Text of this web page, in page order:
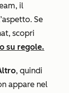
il
Se
scopri
su regole.
, quindi
appare nel